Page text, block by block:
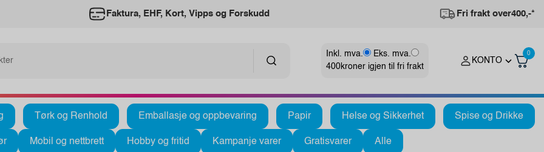
Faktura, EHF, Kort, Vipps og Forskudd Fri frakt over400,-*
Inkl. mva.
Eks. mva.
400kroner igjen til fri frakt
KONTO
0
Tørk og Renhold Emballasje og oppbevaring Papir Helse og Sikkerhet Spise og Drikke
Mobil og nettbrett Hobby og fritid Kampanje varer Gratisvarer Alle